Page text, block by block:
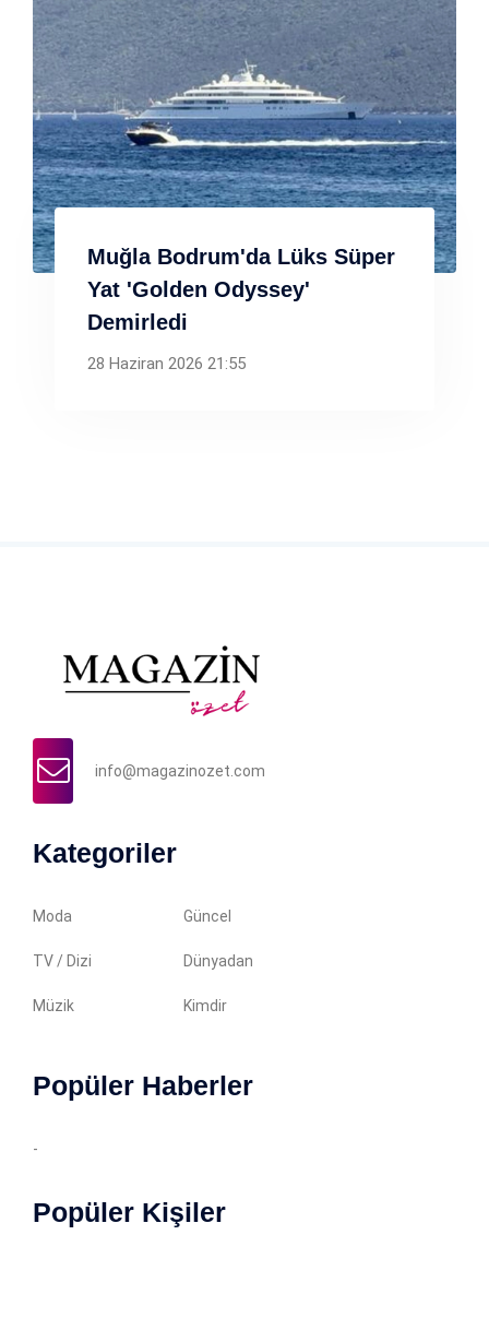
Muğla Bodrum'da Lüks Süper
Yat 'Golden Odyssey'
Demirledi
28 Haziran 2026 21:55
info@magazinozet.com
Kategoriler
Moda Güncel
TV / Dizi Dünyadan
Müzik Kimdir
Popüler Haberler
-
Popüler Kişiler